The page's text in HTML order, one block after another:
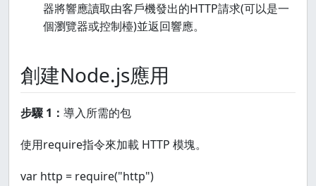
器將響應讀取由客戶機發出的HTTP請求(可以是一
個瀏覽器或控制檯)並返回響應。
創建Node.js應用
步驟 1： 導入所需的包
使用require指令來加載 HTTP 模塊。
var http = require("http")